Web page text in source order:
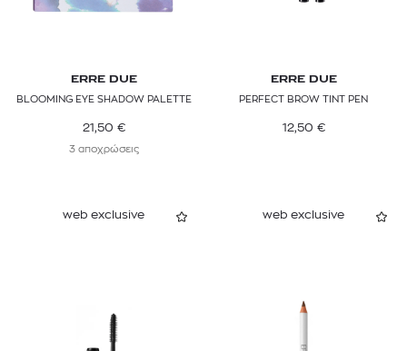
ERRE DUE
BLOOMING EYE SHADOW PALETTE
21,50 €
3 αποχρώσεις
ERRE DUE
PERFECT BROW TINT PEN
12,50 €
web exclusive web exclusive